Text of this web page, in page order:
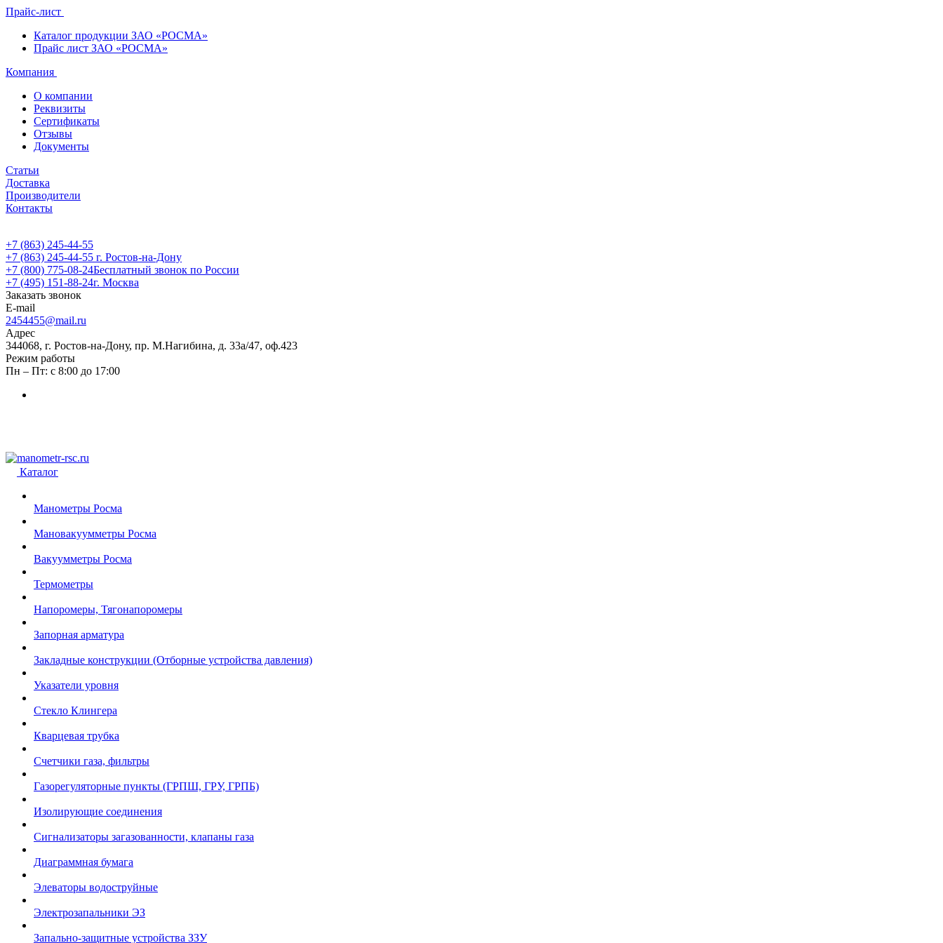
Прайс-лист
Каталог продукции ЗАО «РОСМА»
Прайс лист ЗАО «РОСМА»
Компания
О компании
Реквизиты
Сертификаты
Отзывы
Документы
Статьи
Доставка
Производители
Контакты
+7 (863) 245-44-55
+7 (863) 245-44-55 г. Ростов-на-Дону
+7 (800) 775-08-24Бесплатный звонок по России
+7 (495) 151-88-24г. Москва
Заказать звонок
E-mail
2454455@mail.ru
Адрес
344068, г. Ростов-на-Дону, пр. М.Нагибина, д. 33а/47, оф.423
Режим работы
Пн – Пт: с 8:00 до 17:00
Каталог
Манометры Росма
Мановакуумметры Росма
Вакуумметры Росма
Термометры
Напоромеры, Тягонапоромеры
Запорная арматура
Закладные конструкции (Отборные устройства давления)
Указатели уровня
Стекло Клингера
Кварцевая трубка
Счетчики газа, фильтры
Газорегуляторные пункты (ГРПШ, ГРУ, ГРПБ)
Изолирующие соединения
Сигнализаторы загазованности, клапаны газа
Диаграммная бумага
Элеваторы водоструйные
Электрозапальники ЭЗ
Запально-защитные устройства ЗЗУ